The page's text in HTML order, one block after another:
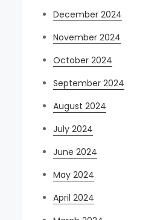
December 2024
November 2024
October 2024
September 2024
August 2024
July 2024
June 2024
May 2024
April 2024